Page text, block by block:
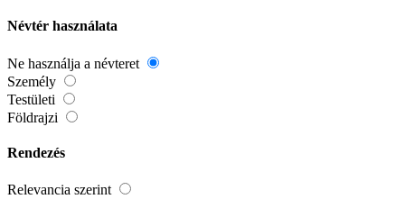
Névtér használata
Ne használja a névteret
Személy
Testületi
Földrajzi
Rendezés
Relevancia szerint